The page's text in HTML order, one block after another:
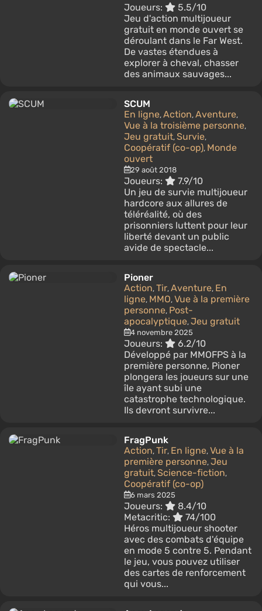
Joueurs:
5.5/10
Jeu d'action multijoueur
gratuit en monde ouvert se
déroulant dans le Far West.
De vastes étendues à
explorer à cheval, chasser
des animaux sauvages...
SCUM
En ligne, Action, Aventure,
Vue à la troisième personne,
Jeu gratuit, Survie,
Coopératif (co-op), Monde
ouvert
29 août 2018
Joueurs:
7.9/10
Un jeu de survie multijoueur
hardcore aux allures de
téléréalité, où des
prisonniers luttent pour leur
liberté devant un public
avide de spectacle...
Pioner
Action, Tir, Aventure, En
ligne, MMO, Vue à la première
personne, Post-
apocalyptique, Jeu gratuit
4 novembre 2025
Joueurs:
6.2/10
Développé par MMOFPS à la
première personne, Pioner
plongera les joueurs sur une
île ayant subi une
catastrophe technologique.
Ils devront survivre...
FragPunk
Action, Tir, En ligne, Vue à la
première personne, Jeu
gratuit, Science-fiction,
Coopératif (co-op)
6 mars 2025
Joueurs:
8.4/10
Metacritic:
74/100
Héros multijoueur shooter
avec des combats d'équipe
en mode 5 contre 5. Pendant
le jeu, vous pouvez utiliser
des cartes de renforcement
qui vous...